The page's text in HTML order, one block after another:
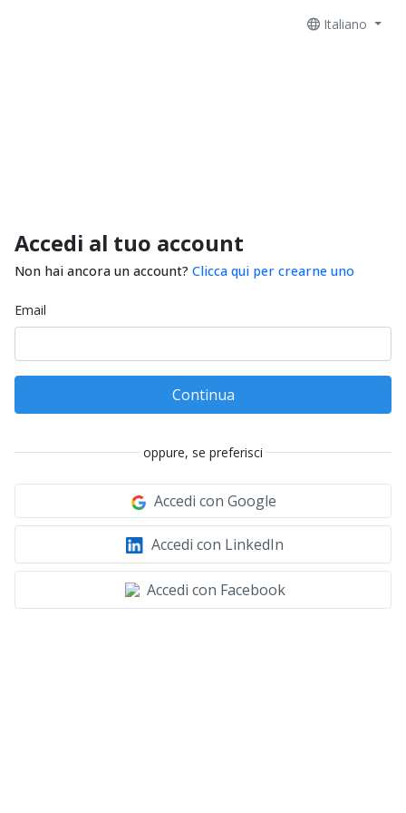
Italiano
Accedi al tuo account
Non hai ancora un account? Clicca qui per crearne uno
Email
Continua
oppure, se preferisci
Accedi con Google
Accedi con LinkedIn
Accedi con Facebook